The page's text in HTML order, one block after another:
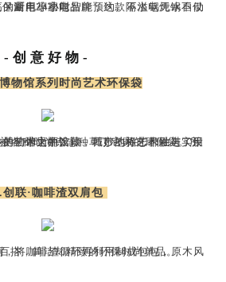
九阳，低调却性价比高的厨用小家电品牌，这款隔水电炖锅不仅颜值可爱，还有着长效保温、24小时智能预约、不溢锅无水自动断电等功能。
-创意好物-
物馆系列时尚艺术环保袋
德国LOQI品牌，早已被各种时尚杂志种草了它家的环保袋。所有的图案都由世界各地的艺术大师设计，巧妙地将艺术性与实用性完美融合，并把很多博物馆里的馆藏、城市的标志都融进了设计之中。
创联·咖啡渣双肩包
再利用制成包包，原木风配色 秋冬穿搭也百搭，简洁却精致的环保时尚单品。